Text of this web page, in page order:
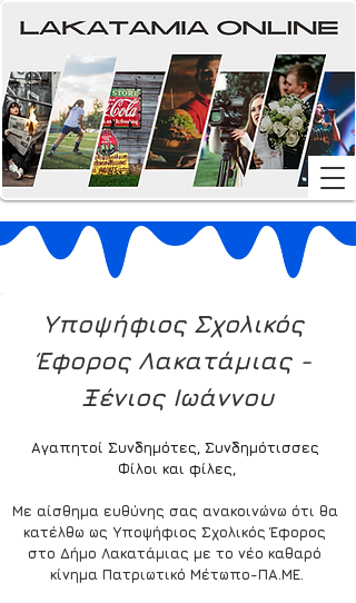
Υποψήφιος Σχολικός
Έφορος Λακατάμιας -
Ξένιος Ιωάννου
Αγαπητοί Συνδημότες, Συνδημότισσες
Φίλοι και φίλες,
Με αίσθημα ευθύνης σας ανακοινώνω ότι θα
κατέλθω ως Υποψήφιος Σχολικός Έφορος
στο Δήμο Λακατάμιας με το νέο καθαρό
κίνημα Πατριωτικό Μέτωπο-ΠΑ.ΜΕ.